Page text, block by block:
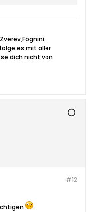
es mit aller
dich nicht von
#12
.